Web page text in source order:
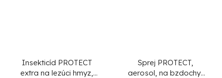
Insekticíd PROTECT
extra na lezúci hmyz,
Sprej PROTECT,
aerosol, na bzdochy,